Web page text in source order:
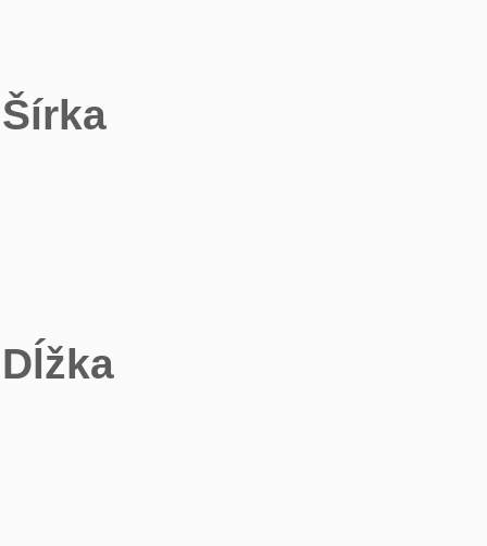
Šírka
Dĺžka